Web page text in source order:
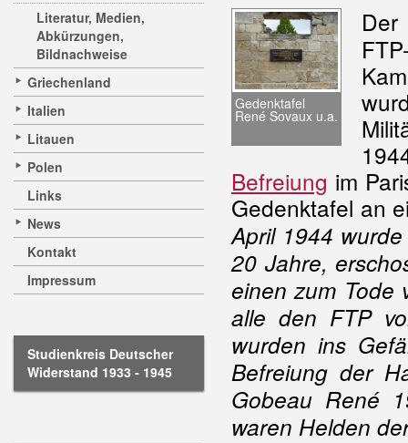
Literatur, Medien,
Abkürzungen,
Bildnachweise
Griechenland
Italien
Litauen
Polen
Links
News
Kontakt
Impressum
Studienkreis Deutscher
Widerstand 1933 - 1945
Gedenktafel
René Sovaux u.a.
Befreiung im
Gedenktafel an
April 1944
20 Jahre,
einen zum Tode
alle den FTP
wurden ins
Befreiung der
Gobeau René
waren Helden